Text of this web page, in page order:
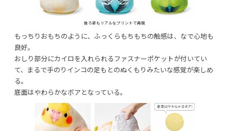
後ろ姿もリアルなプリントで再現
もっちりおもちのように、ふっくらもちもちの触感は、なで心地も
良好。
おしり部分にカイロを入れられるファスナーポケットが付いてい
て、まるで手のりインコの足もとのぬくもりみたいな感覚が楽しめ
る。
底面はやわらかなボアとなっている。